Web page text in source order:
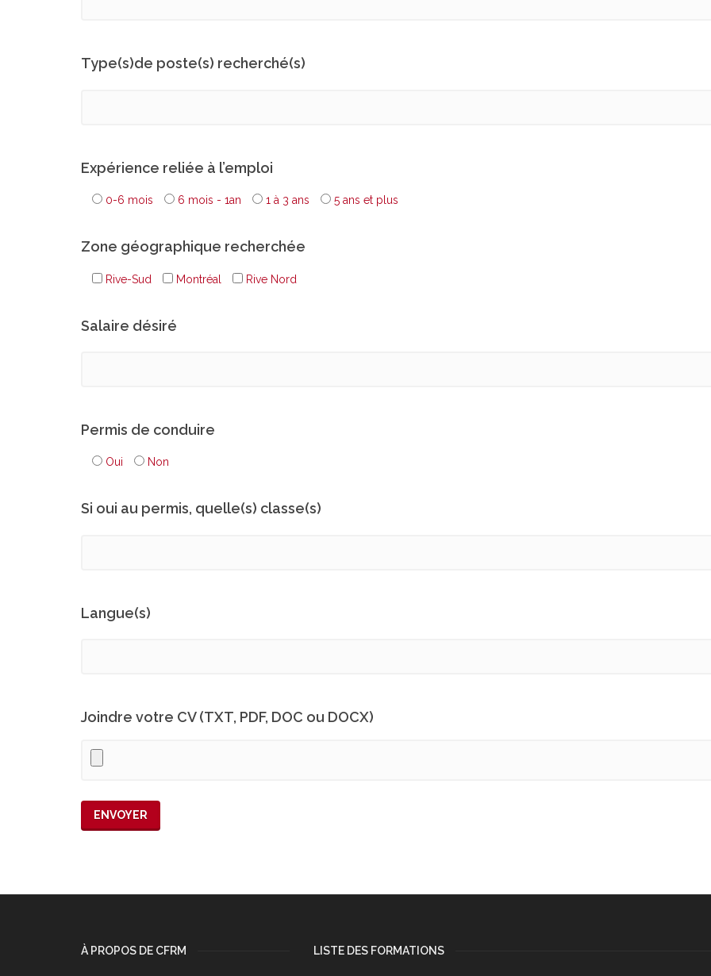
Type(s)de poste(s) recherché(s)
Expérience reliée à l’emploi
0-6 mois 6 mois - 1an 1 à 3 ans 5 ans et plus
Zone géographique recherchée
Rive-Sud Montréal Rive Nord
Salaire désiré
Permis de conduire
Oui Non
Si oui au permis, quelle(s) classe(s)
Langue(s)
Joindre votre CV (TXT, PDF, DOC ou DOCX)
À PROPOS DE CFRM LISTE DES FORMATIONS